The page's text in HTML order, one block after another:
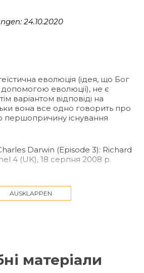
24.10.2020
еволюція (ідея, що Бог
еволюції), не є
варіантом відповіді на
вона все одно говорить про
першопричину існування
Darwin (Episode 3): Richard
4 (UK), 18 серпня 2008 р.
or151/mr93tran.htm або в
точку завжди можна
AUSKLAPPEN
матеріали